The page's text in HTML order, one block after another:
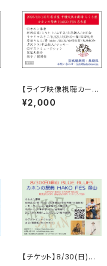
【ライブ映像視聴カー
ド】10/13 HAKO FES
名古屋 2025
¥2,000
【チケット】8/30(日)岡